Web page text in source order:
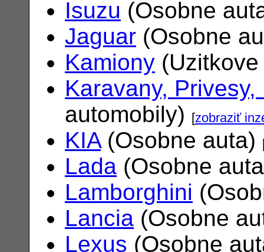
Isuzu (Osobne
Jaguar (Osobne
Kamiony
Karavany, Privesy,
automobily)
[zobraziť
KIA(Osobne auta)
Lada (Osobne
Lamborghini
Lancia (Osobne
Lexus (Osobne